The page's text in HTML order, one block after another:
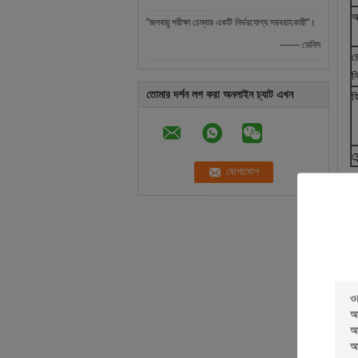
"জলবায়ু পরীক্ষা চেম্বার একটি নির্ভরযোগ্য সরবরাহকারী"।
—— ডেনিস
তোমার দর্শন লগ করা অনলাইন চ্যাট এখন